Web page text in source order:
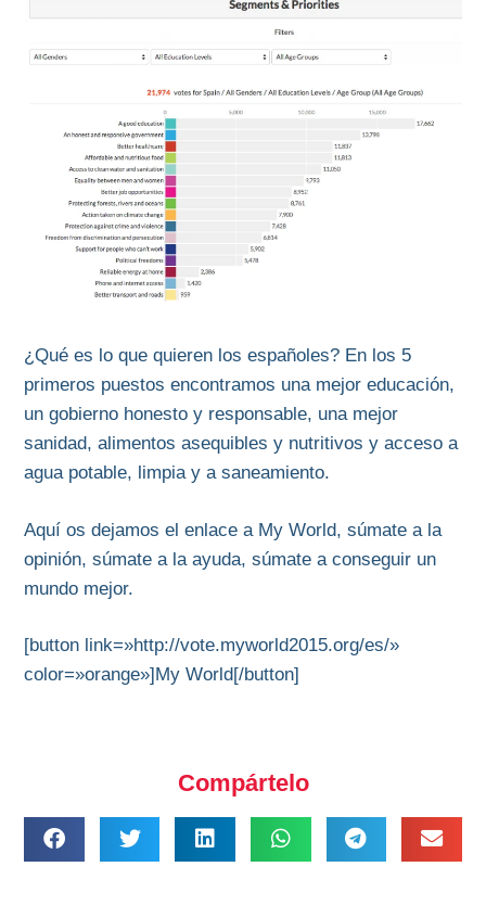
¿Qué es lo que quieren los españoles? En los 5
primeros puestos encontramos una mejor educación,
un gobierno honesto y responsable, una mejor
sanidad, alimentos asequibles y nutritivos y acceso a
agua potable, limpia y a saneamiento.
Aquí os dejamos el enlace a My World, súmate a la
opinión, súmate a la ayuda, súmate a conseguir un
mundo mejor.
[button link=»http://vote.myworld2015.org/es/»
color=»orange»]My World[/button]
Compártelo